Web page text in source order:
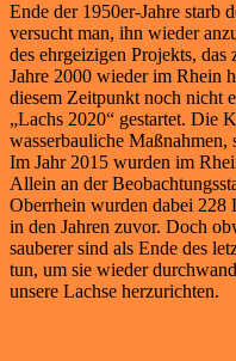
Ende der 1950er-Jahre starb
versucht man, ihn wieder
des ehrgeizigen Projekts,
Jahre 2000 wieder im Rhein
diesem Zeitpunkt noch nicht
„Lachs 2020“ gestartet. Die
wasserbauliche Maßnahmen,
Im Jahr 2015 wurden im
Allein an der
Oberrhein wurden dabei 228
in den Jahren zuvor. Doch
sauberer sind als Ende des
tun, um sie wieder
unsere Lachse herzurichten.